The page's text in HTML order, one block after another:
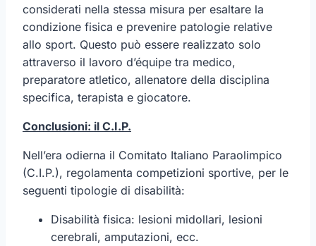
considerati nella stessa misura per esaltare la
condizione fisica e prevenire patologie relative
allo sport. Questo può essere realizzato solo
attraverso il lavoro d’équipe tra medico,
preparatore atletico, allenatore della disciplina
specifica, terapista e giocatore.
Conclusioni: il C.I.P.
Nell’era odierna il Comitato Italiano Paraolimpico
(C.I.P.), regolamenta competizioni sportive, per le
seguenti tipologie di disabilità:
Disabilità fisica: lesioni midollari, lesioni
cerebrali, amputazioni, ecc.